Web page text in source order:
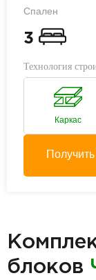
Спален
3
Технология
Каркас
блоков